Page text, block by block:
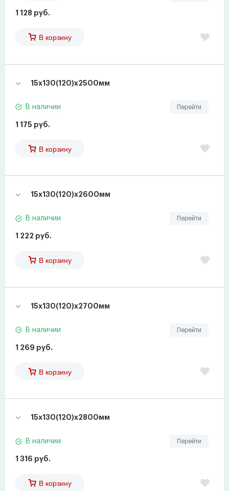
1 128 руб.
В корзину
15х130(120)х2500мм
Перейти
В наличии
1 175 руб.
В корзину
15х130(120)х2600мм
Перейти
В наличии
1 222 руб.
В корзину
15х130(120)х2700мм
Перейти
В наличии
1 269 руб.
В корзину
15х130(120)х2800мм
Перейти
В наличии
1 316 руб.
В корзину